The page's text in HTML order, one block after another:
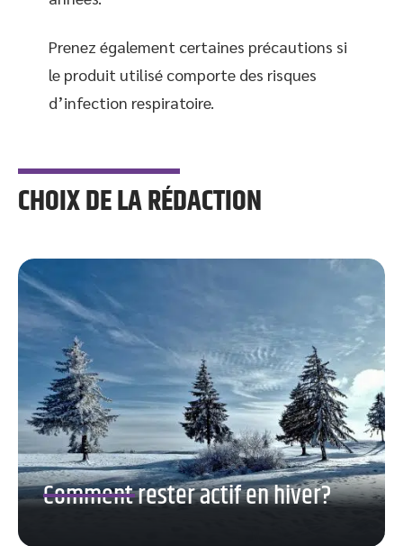
Prenez également certaines précautions si
le produit utilisé comporte des risques
d’infection respiratoire.
CHOIX DE LA RÉDACTION
Comment rester actif en hiver?